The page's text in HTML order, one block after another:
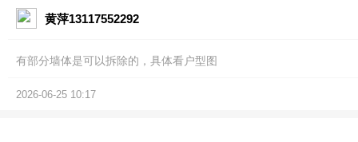
黄萍13117552292
有部分墙体是可以拆除的，具体看户型图
2026-06-25 10:17